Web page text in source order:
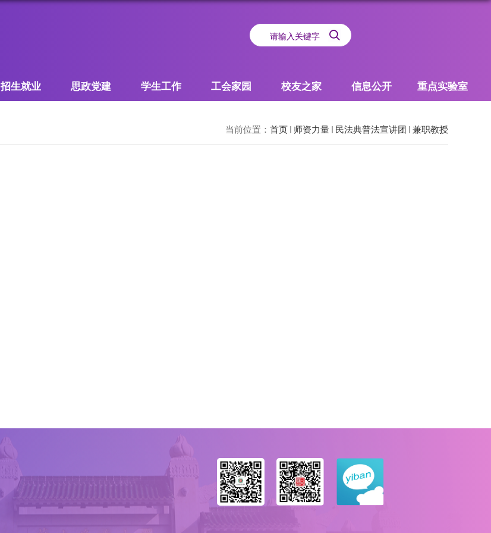
招生就业 思政党建 学生工作 工会家园 校友之家 信息公开 重点实验室
当前位置： 首页 师资力量 民法典普法宣讲团 兼职教授